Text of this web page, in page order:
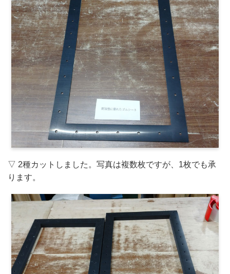
▽ 2種カットしました。写真は複数枚ですが、1枚でも承
ります。